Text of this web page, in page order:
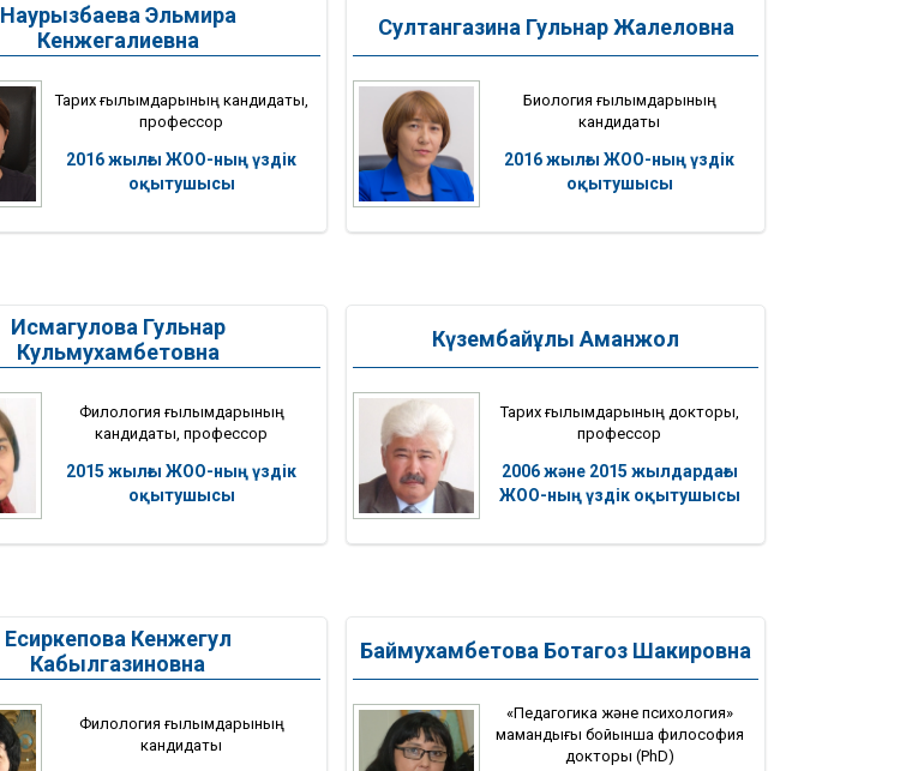
Наурызбаева Эльмира
Кенжегалиевна
Тарих ғылымдарының кандидаты,
профессор
2016 жылғы ЖОО-ның үздік
оқытушысы
Султангазина Гульнар Жалеловна
Биология ғылымдарының
кандидаты
2016 жылғы ЖОО-ның үздік
оқытушысы
Исмагулова Гульнар
Кульмухамбетовна
Филология ғылымдарының
кандидаты, профессор
2015 жылғы ЖОО-ның үздік
оқытушысы
Күзембайұлы Аманжол
Тарих ғылымдарының докторы,
профессор
2006 және 2015 жылдардағы
ЖОО-ның үздік оқытушысы
Есиркепова Кенжегул
Кабылгазиновна
Филология ғылымдарының
кандидаты
Баймухамбетова Ботагоз Шакировна
«Педагогика және психология»
мамандығы бойынша философия
докторы (PhD)